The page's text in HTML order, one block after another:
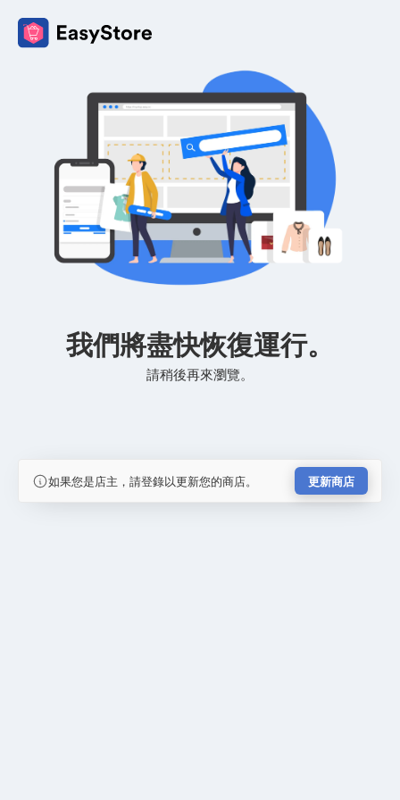
我們將盡快恢復運行。
請稍後再來瀏覽。
如果您是店主，請登錄以更新您的商店。 更新商店